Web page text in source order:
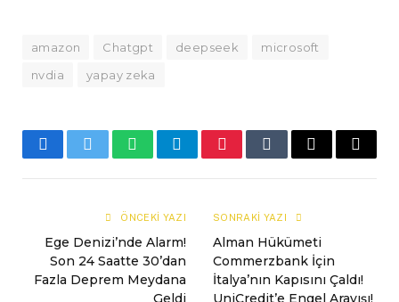
amazon Chatgpt deepseek
microsoft
nvdia
yapay zeka
FacebookTwitterWhatsAppTelegramPinterestTumblrE-
Copy
ÖNCEKI YAZI
Ege Denizi’nde Alarm!
Son 24 Saatte 30’dan
Fazla Deprem Meydana
Geldi
SONRAKI YAZI
Alman Hükümeti
Commerzbank İçin
İtalya’nın Kapısını Çaldı!
UniCredit’e Engel Arayışı!